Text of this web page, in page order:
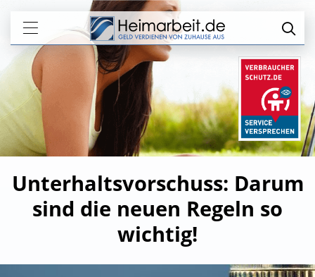
Unterhaltsvorschuss: Darum
sind die neuen Regeln so
wichtig!